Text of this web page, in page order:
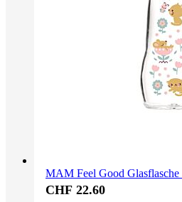
MAM Feel Good
CHF 22.60